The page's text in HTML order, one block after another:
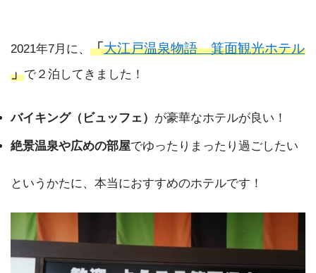
2021年7月に、 「大江戸温泉物語 箕面観光ホテル
」で２泊してきました！
バイキング（ビュッフェ） が豪華なホテルが良い！
絶景温泉や広めの部屋でゆったりまったり過ごしたい
というかたに、本当におすすめのホテルです！